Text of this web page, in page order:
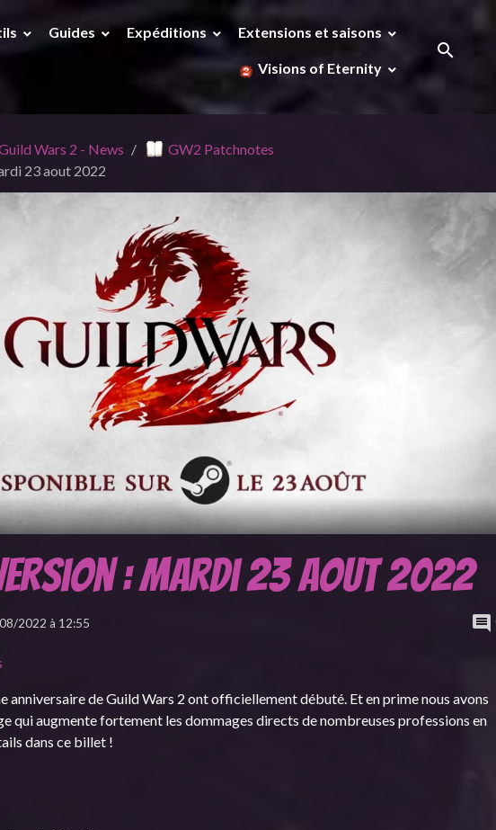
Guides Expéditions Extensions et saisons
Visions of Eternity
Wars 2 - News
GW2 Patchnotes
23 aout 2022
: mardi 23 aout 2022
2022 à 12:55
anniversaire de Guild Wars 2 ont officiellement débuté. Et en prime nous avons
qui augmente fortement les dommages directs de nombreuses professions en
dans ce billet !